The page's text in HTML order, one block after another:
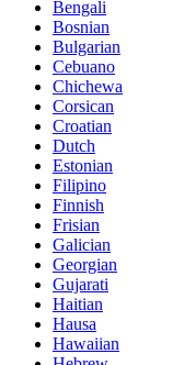
Bengali
Bosnian
Bulgarian
Cebuano
Chichewa
Corsican
Croatian
Dutch
Estonian
Filipino
Finnish
Frisian
Galician
Georgian
Gujarati
Haitian
Hausa
Hawaiian